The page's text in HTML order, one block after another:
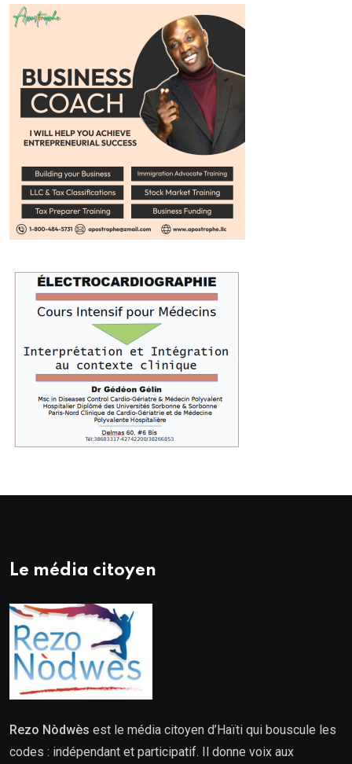
Le média citoyen
Rezo Nòdwès est le média citoyen d’Haïti qui bouscule les
codes : indépendant et participatif. Il donne voix aux